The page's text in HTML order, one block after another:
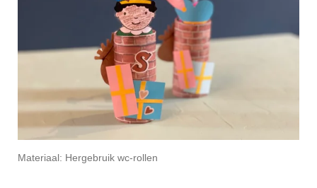
Materiaal: Hergebruik wc-rollen